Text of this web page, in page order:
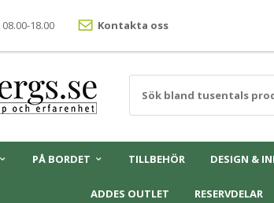
18.00 Kontakta oss
PÅ BORDET TILLBEHÖR DESIGN &
ADDES OUTLET RESERVDELAR